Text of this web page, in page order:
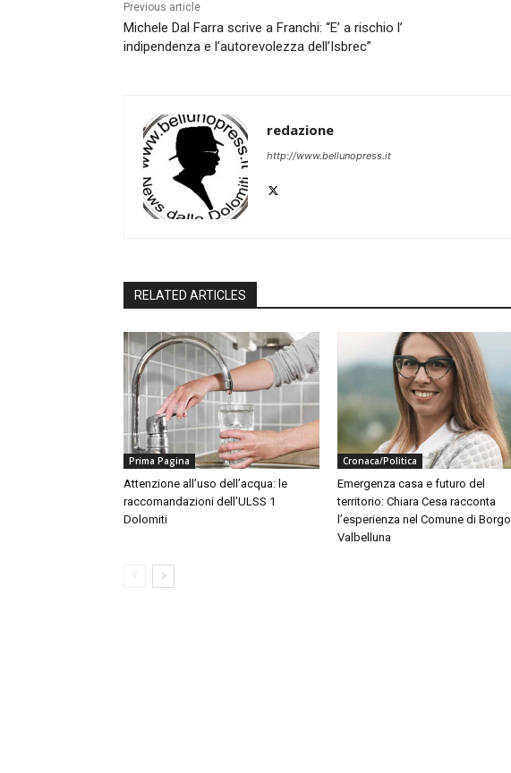
Previous article
Michele Dal Farra scrive a Franchi: “E’ a rischio l’
indipendenza e l’autorevolezza dell’Isbrec”
redazione
http://www.bellunopress.it
RELATED ARTICLES
Prima Pagina
Attenzione all’uso dell’acqua: le
raccomandazioni dell’ULSS 1
Dolomiti
Cronaca/Politica
Emergenza casa e futuro del
territorio: Chiara Cesa racconta
l’esperienza nel Comune di Borgo
Valbelluna